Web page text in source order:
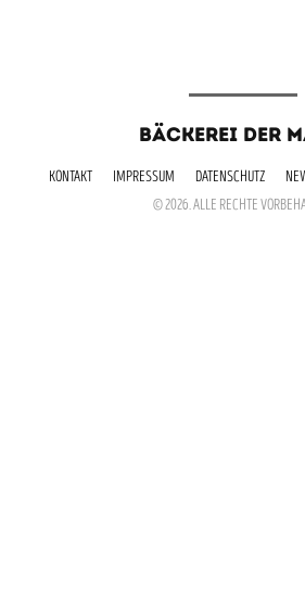
BÄCKEREI DER
KONTAKT IMPRESSUM DATENSCHUTZ
© 2026. ALLE RECHTE